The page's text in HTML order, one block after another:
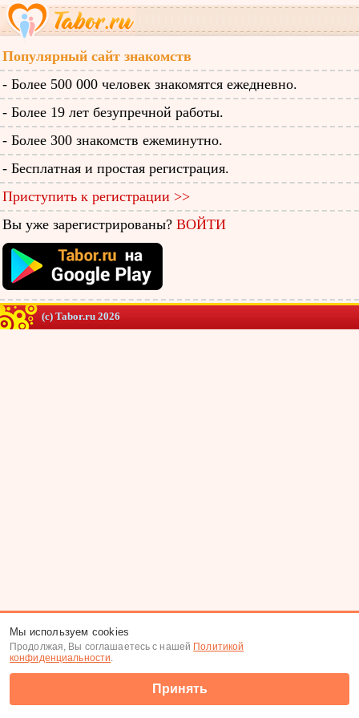
Популярный сайт знакомств
- Более 500 000 человек знакомятся ежедневно.
- Более 19 лет безупречной работы.
- Более 300 знакомств ежеминутно.
- Бесплатная и простая регистрация.
Приступить к регистрации >>
Вы уже зарегистрированы? ВОЙТИ
(c) Tabor.ru 2026
Мы используем cookies
Продолжая, Вы соглашаетесь с нашей Политикой
конфиденциальности.
Принять